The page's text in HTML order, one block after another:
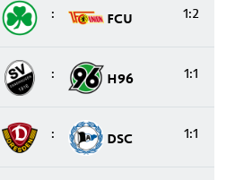
: FCU 1:2
: H96 1:1
: DSC 1:1